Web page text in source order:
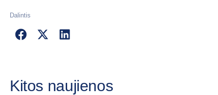
Dalintis
Kitos naujienos